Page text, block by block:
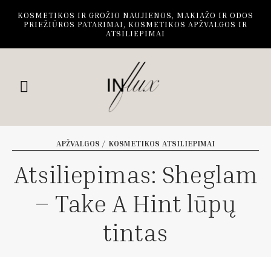
KOSMETIKOS IR GROŽIO NAUJIENOS, MAKIAŽO IR ODOS
PRIEŽIŪROS PATARIMAI, KOSMETIKOS APŽVALGOS IR
ATSILIEPIMAI
APŽVALGOS / KOSMETIKOS ATSILIEPIMAI
Atsiliepimas: Sheglam
– Take A Hint lūpų
tintas